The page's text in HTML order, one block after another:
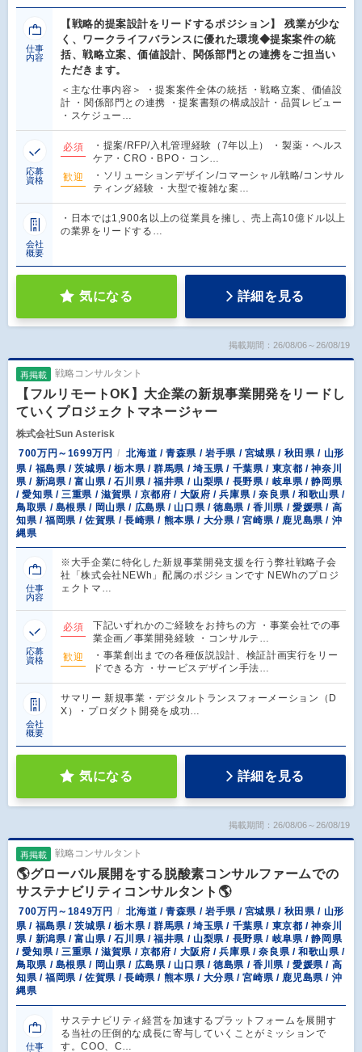
仕事
内容
【戦略的提案設計をリードするポジション】 残業が少な
く、ワークライフバランスに優れた環境◆提案案件の統
括、戦略立案、価値設計、関係部門との連携をご担当い
ただきます。
＜主な仕事内容＞ ・提案案件全体の統括 ・戦略立案、価値設
計 ・関係部門との連携 ・提案書類の構成設計・品質レビュー
・スケジュー…
応募
資格
必須
・提案/RFP/入札管理経験（7年以上） ・製薬・ヘルス
ケア・CRO・BPO・コン…
歓迎
・ソリューションデザイン/コマーシャル戦略/コンサル
ティング経験 ・大型で複雑な案…
会社
概要
・日本では1,900名以上の従業員を擁し、売上高10億ドル以上
の業界をリードする…
気になる 詳細を見る
掲載期間：26/08/06～26/08/19
再掲載 戦略コンサルタント
【フルリモートOK】大企業の新規事業開発をリードし
ていくプロジェクトマネージャー
株式会社Sun Asterisk
700万円～1699万円
北海道 / 青森県 / 岩手県 / 宮城県 / 秋田県 / 山形
県 / 福島県 / 茨城県 / 栃木県 / 群馬県 / 埼玉県 / 千葉県 / 東京都 / 神奈川
県 / 新潟県 / 富山県 / 石川県 / 福井県 / 山梨県 / 長野県 / 岐阜県 / 静岡県
/ 愛知県 / 三重県 / 滋賀県 / 京都府 / 大阪府 / 兵庫県 / 奈良県 / 和歌山県 /
鳥取県 / 島根県 / 岡山県 / 広島県 / 山口県 / 徳島県 / 香川県 / 愛媛県 / 高
知県 / 福岡県 / 佐賀県 / 長崎県 / 熊本県 / 大分県 / 宮崎県 / 鹿児島県 / 沖
縄県
仕事
内容
※大手企業に特化した新規事業開発支援を行う弊社戦略子会
社「株式会社NEWh」配属のポジションです NEWhのプロジ
ェクトマ…
応募
資格
必須
下記いずれかのご経験をお持ちの方 ・事業会社での事
業企画／事業開発経験 ・コンサルテ…
歓迎
・事業創出までの各種仮説設計、検証計画実行をリー
ドできる方 ・サービスデザイン手法…
会社
概要
サマリー 新規事業・デジタルトランスフォーメーション（D
X）・プロダクト開発を成功…
気になる 詳細を見る
掲載期間：26/08/06～26/08/19
再掲載 戦略コンサルタント
🌎グローバル展開をする脱酸素コンサルファームでの
サステナビリティコンサルタント🌎
700万円～1849万円
北海道 / 青森県 / 岩手県 / 宮城県 / 秋田県 / 山形
県 / 福島県 / 茨城県 / 栃木県 / 群馬県 / 埼玉県 / 千葉県 / 東京都 / 神奈川
県 / 新潟県 / 富山県 / 石川県 / 福井県 / 山梨県 / 長野県 / 岐阜県 / 静岡県
/ 愛知県 / 三重県 / 滋賀県 / 京都府 / 大阪府 / 兵庫県 / 奈良県 / 和歌山県 /
鳥取県 / 島根県 / 岡山県 / 広島県 / 山口県 / 徳島県 / 香川県 / 愛媛県 / 高
知県 / 福岡県 / 佐賀県 / 長崎県 / 熊本県 / 大分県 / 宮崎県 / 鹿児島県 / 沖
縄県
仕事
サステナビリティ経営を加速するプラットフォームを展開す
る当社の圧倒的な成長に寄与していくことがミッションで
す。COO、C…